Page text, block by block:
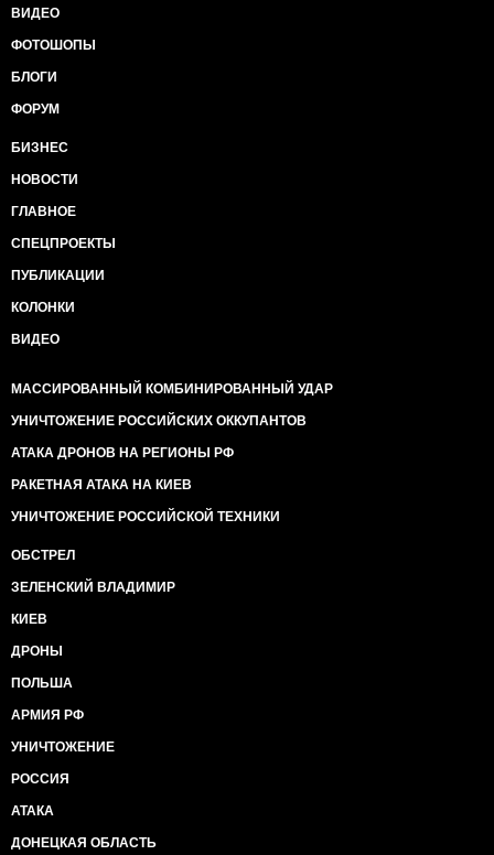
ВИДЕО
ФОТОШОПЫ
БЛОГИ
ФОРУМ
БИЗНЕС
НОВОСТИ
ГЛАВНОЕ
СПЕЦПРОЕКТЫ
ПУБЛИКАЦИИ
КОЛОНКИ
ВИДЕО
МАССИРОВАННЫЙ КОМБИНИРОВАННЫЙ УДАР
УНИЧТОЖЕНИЕ РОССИЙСКИХ ОККУПАНТОВ
АТАКА ДРОНОВ НА РЕГИОНЫ РФ
РАКЕТНАЯ АТАКА НА КИЕВ
УНИЧТОЖЕНИЕ РОССИЙСКОЙ ТЕХНИКИ
ОБСТРЕЛ
ЗЕЛЕНСКИЙ ВЛАДИМИР
КИЕВ
ДРОНЫ
ПОЛЬША
АРМИЯ РФ
УНИЧТОЖЕНИЕ
РОССИЯ
АТАКА
ДОНЕЦКАЯ ОБЛАСТЬ